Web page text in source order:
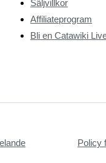
Säljvillkor
Affiliateprogram
Bli en Catawiki
Policy